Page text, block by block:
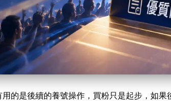
的是後續的養號操作，買粉只是起步，如果